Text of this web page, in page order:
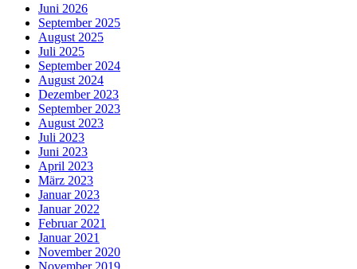
Juni 2026
September 2025
August 2025
Juli 2025
September 2024
August 2024
Dezember 2023
September 2023
August 2023
Juli 2023
Juni 2023
April 2023
März 2023
Januar 2023
Januar 2022
Februar 2021
Januar 2021
November 2020
November 2019